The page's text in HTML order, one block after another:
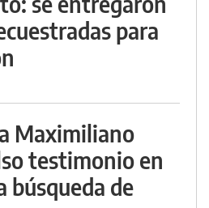
para
Maximiliano
testimonio en
búsqueda de